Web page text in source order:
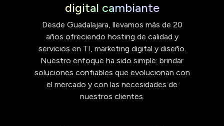
digital cambiante
Desde Guadalajara, llevamos más de 20
años ofreciendo hosting de calidad y
servicios en TI, marketing digital y diseño.
Nuestro enfoque ha sido simple: brindar
soluciones confiables que evolucionan con
el mercado y con las necesidades de
nuestros clientes.